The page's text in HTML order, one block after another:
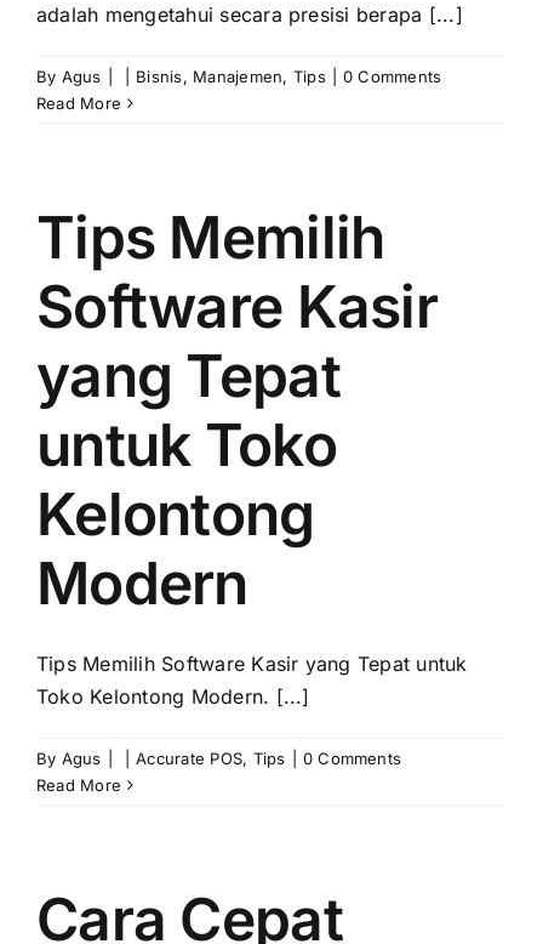
adalah mengetahui secara presisi berapa [...]
By Agus Bisnis, Manajemen, Tips
0 Comments
Read More
Tips Memilih
Software Kasir
yang Tepat
untuk Toko
Kelontong
Modern
Tips Memilih Software Kasir yang Tepat untuk
Toko Kelontong Modern. [...]
By Agus Accurate POS, Tips
0 Comments
Read More
Cara Cepat